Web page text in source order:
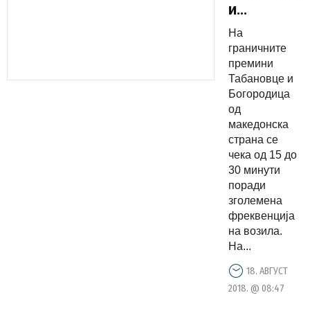
и
се чека
од 15 до
30 минути
На
граничните
премини
Табановце и
Богородица
од
македонска
страна се
чека од 15 до
30 минути
поради
зголемена
фреквенција
на возила.
На...
18. АВГУСТ
2018. @ 08:47